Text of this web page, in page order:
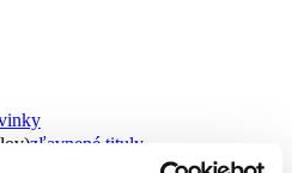
zľavnené tituly